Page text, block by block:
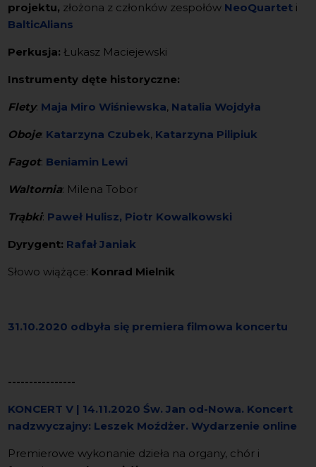
projektu, złożona z członków zespołów NeoQuartet i
BalticAlians
Perkusja: Łukasz Maciejewski
Instrumenty dęte historyczne:
Flety: Maja Miro Wiśniewska, Natalia Wojdyła
Oboje: Katarzyna Czubek, Katarzyna Pilipiuk
Fagot: Beniamin Lewi
Waltornia: Milena Tobor
Trąbki: Paweł Hulisz, Piotr Kowalkowski
Dyrygent: Rafał Janiak
Słowo wiążące: Konrad Mielnik
31.10.2020 odbyła się premiera filmowa koncertu
----------------
KONCERT V | 14.11.2020 Św. Jan od-Nowa. Koncert
nadzwyczajny: Leszek Moźdżer. Wydarzenie online
Premierowe wykonanie dzieła na organy, chór i